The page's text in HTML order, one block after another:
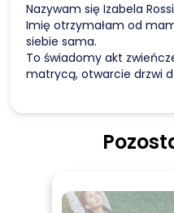
Nazywam się Izabela
Imię otrzymałam od
siebie sama.
To świadomy akt
matrycą, otwarcie drzwi
której nie jestem już
jak wyjść z narzuconych
pewność siebie w tym,
Mentor
sytuacji, które wydają się